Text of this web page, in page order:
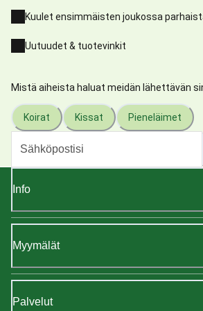
Kuulet ensimmäisten joukossa
Uutuudet & tuotevinkit
Mistä aiheista haluat meidän lähettävän
Koirat Kissat Pieneläimet
Info
Myymälät
Palvelut